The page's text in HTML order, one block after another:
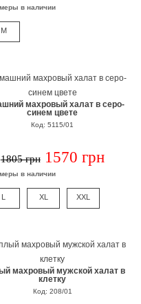
в наличии
M
махровый халат в серо-
синем цвете
Код: 5115/01
1805 грн 1570 грн
в наличии
L XL XXL
махровый мужской халат в
клетку
Код: 208/01